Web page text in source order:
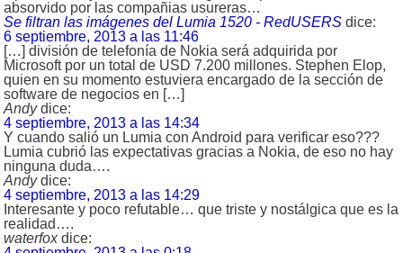
absorvido por las compañias usureras…
Se filtran las imágenes del Lumia 1520 - RedUSERS dice:
6 septiembre, 2013 a las 11:46
[…] división de telefonía de Nokia será adquirida por
Microsoft por un total de USD 7.200 millones. Stephen Elop,
quien en su momento estuviera encargado de la sección de
software de negocios en […]
Andy dice:
4 septiembre, 2013 a las 14:34
Y cuando salió un Lumia con Android para verificar eso???
Lumia cubrió las expectativas gracias a Nokia, de eso no hay
ninguna duda….
Andy dice:
4 septiembre, 2013 a las 14:29
Interesante y poco refutable… que triste y nostálgica que es la
realidad….
waterfox dice: